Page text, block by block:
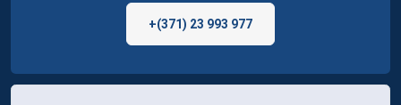
+(371) 23 993 977